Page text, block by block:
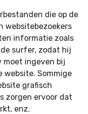
die op de
websitebezoekers
informatie zoals
surfer, zodat hij
ingeven bij
website. Sommige
grafisch
zorgen ervoor dat
enz.